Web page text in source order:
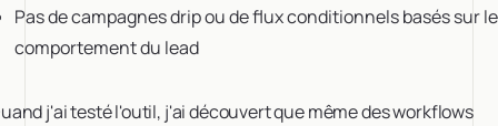
Pas de campagnes drip ou de flux conditionnels basés sur le
comportement du lead
j'ai testé l'outil, j'ai découvert que même des workflows